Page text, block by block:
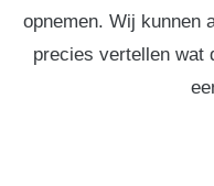
opnemen. Wij kunnen
precies vertellen wat